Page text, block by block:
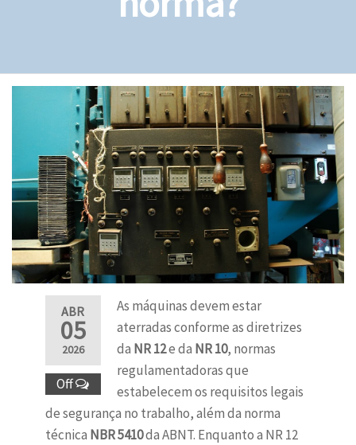
ABR
05
2026
Off
As máquinas devem estar
aterradas conforme as diretrizes
da NR 12e da NR 10, normas
regulamentadoras que
estabelecem os requisitos legais
de segurança no trabalho, além da norma
técnica NBR 5410da ABNT. Enquanto a NR 12